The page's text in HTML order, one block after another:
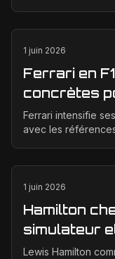
1 juin 2026
Ferrari en
concrètes
technique
Ferrari intensifie
avec les
1 juin 2026
Hamilton
simulateur
change
Lewis Hamilton